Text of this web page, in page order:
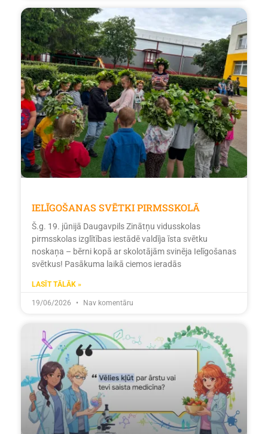
IELĪGOŠANAS SVĒTKI PIRMSSKOLĀ
Š.g. 19. jūnijā Daugavpils Zinātņu vidusskolas
pirmsskolas izglītības iestādē valdīja īsta svētku
noskaņa – bērni kopā ar skolotājām svinēja Ielīgošanas
svētkus! Pasākuma laikā ciemos ieradās
LASĪT TĀLĀK »
19/06/2026 Nav komentāru